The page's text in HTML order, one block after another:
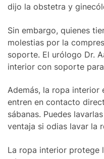
dijo la obstetra y
Sin embargo, quienes
molestias por la
soporte. El urólogo Dr.
interior con soporte
Además, la ropa interior
entren en contacto
sábanas. Puedes
ventaja si odias lavar la
La ropa interior protege